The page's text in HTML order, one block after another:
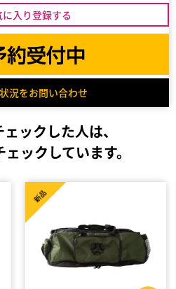
に入り登録する
況をお問い合わせ
ックした人は、
ックしています。
新品